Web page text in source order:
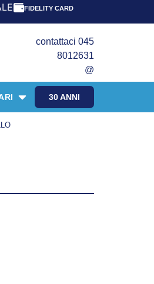
PER I 30 ANNI DEL
FIDELITY CARD
contattaci 045
8012631
@
30 ANNI